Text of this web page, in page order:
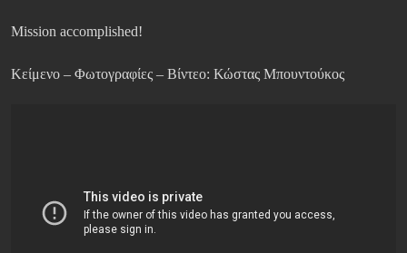
Mission accomplished!
Κείμενο – Φωτογραφίες – Βίντεο: Κώστας Μπουντούκος